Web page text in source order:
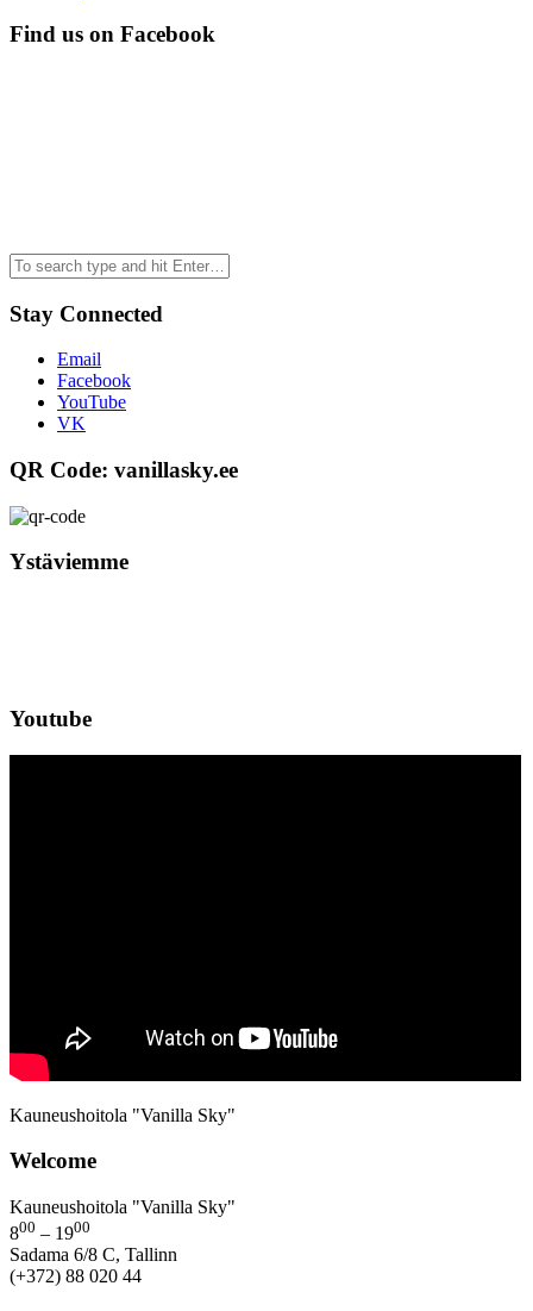
Find us on Facebook
Stay Connected
Email
Facebook
YouTube
VK
QR Code: vanillasky.ee
Ystäviemme
Youtube
Kauneushoitola "Vanilla Sky"
Welcome
Kauneushoitola "Vanilla Sky"
800 – 1900
Sadama 6/8 C, Tallinn
(+372) 88 020 44